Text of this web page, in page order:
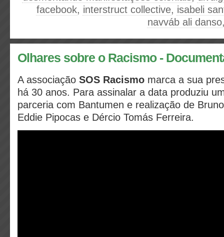
facebook, interstruct collective, isabeli
navváb ali danso
Olhares sobre o Racismo -
A associação SOS Racismo marca a sua
há 30 anos. Para assinalar a data produziu
parceria com Bantumen e realização de
Eddie Pipocas e Dércio Tomás Ferreira.